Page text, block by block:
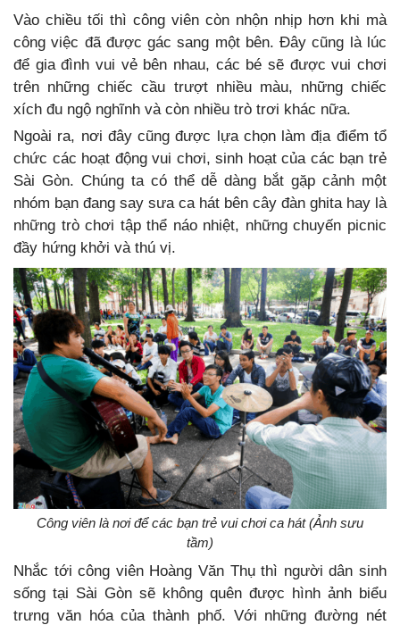
Vào chiều tối thì công viên còn nhộn nhịp hơn khi mà
công việc đã được gác sang một bên. Đây cũng là lúc
để gia đình vui vẻ bên nhau, các bé sẽ được vui chơi
trên những chiếc cầu trượt nhiều màu, những chiếc
xích đu ngộ nghĩnh và còn nhiều trò trơi khác nữa.
Ngoài ra, nơi đây cũng được lựa chọn làm địa điểm tổ
chức các hoạt động vui chơi, sinh hoạt của các bạn trẻ
Sài Gòn. Chúng ta có thể dễ dàng bắt gặp cảnh một
nhóm bạn đang say sưa ca hát bên cây đàn ghita hay là
những trò chơi tập thể náo nhiệt, những chuyến picnic
đầy hứng khởi và thú vị.
Công viên là nơi để các bạn trẻ vui chơi ca hát (Ảnh sưu
tầm)
Nhắc tới công viên Hoàng Văn Thụ thì người dân sinh
sống tại Sài Gòn sẽ không quên được hình ảnh biểu
trưng văn hóa của thành phố. Với những đường nét